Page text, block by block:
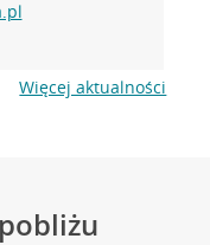
Więcej aktualności